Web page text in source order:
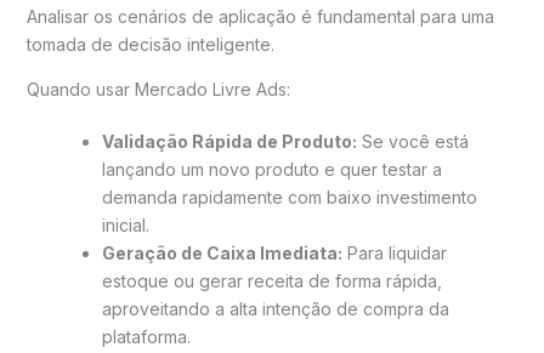
Analisar os cenários de aplicação é fundamental para uma
tomada de decisão inteligente.
Quando usar Mercado Livre Ads:
Validação Rápida de Produto: Se você está
lançando um novo produto e quer testar a
demanda rapidamente com baixo investimento
inicial.
Geração de Caixa Imediata: Para liquidar
estoque ou gerar receita de forma rápida,
aproveitando a alta intenção de compra da
plataforma.